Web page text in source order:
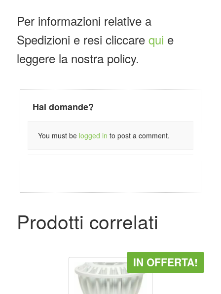
Per informazioni relative a
Spedizioni e resi cliccare qui e
leggere la nostra policy.
Hai domande?
You must be logged in to post a comment.
Prodotti correlati
IN OFFERTA!